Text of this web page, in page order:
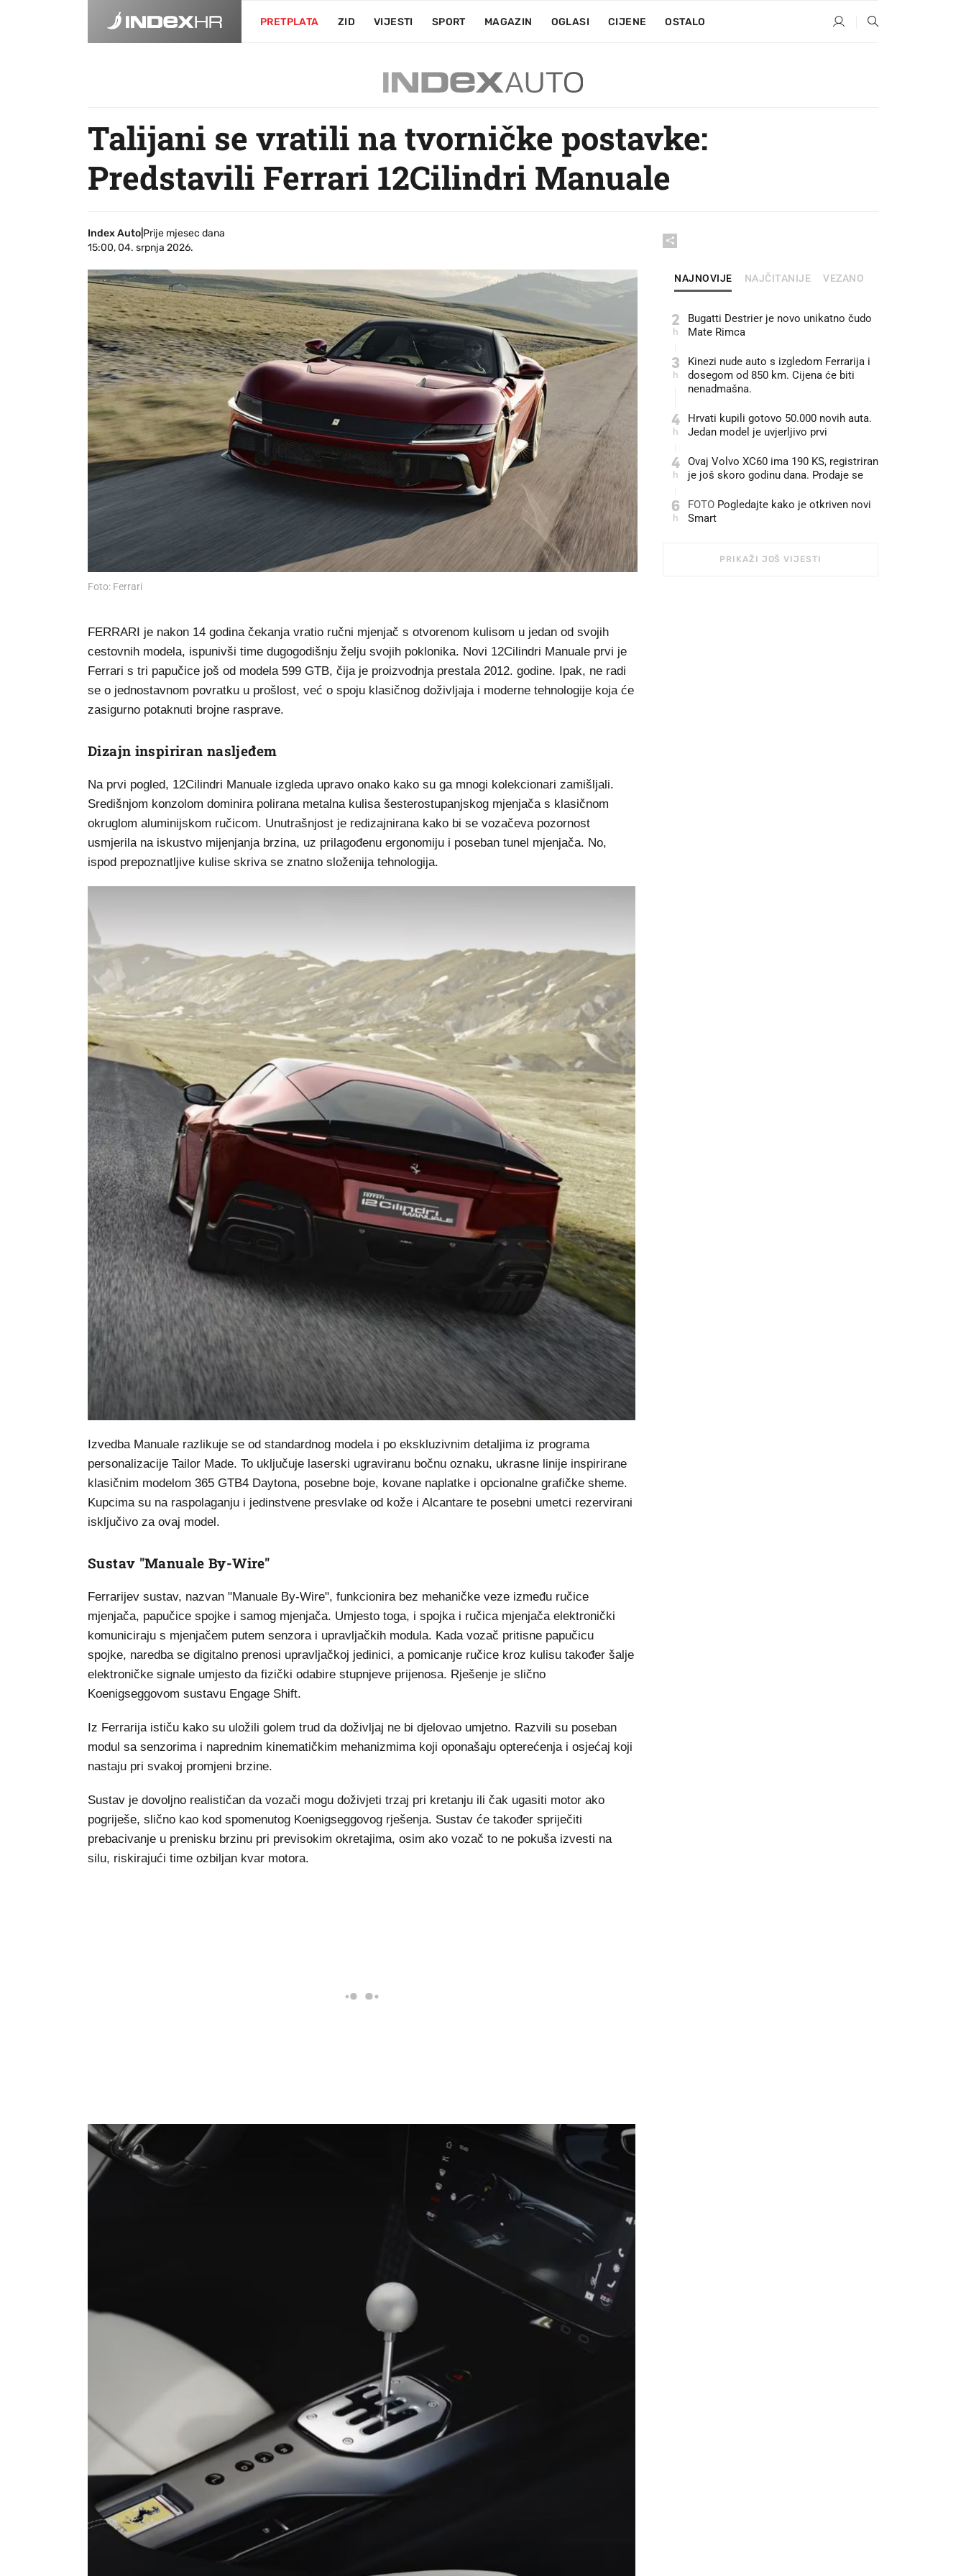
PRETPLATA ZID VIJESTI SPORT MAGAZIN OGLASI CIJENE OSTALO
Talijani se vratili na tvorničke postavke:
Predstavili Ferrari 12Cilindri Manuale
Index Auto
Prije mjesec dana
15:00, 04. srpnja 2026.
Foto: Ferrari
FERRARI je nakon 14 godina čekanja vratio ručni mjenjač s otvorenom kulisom u jedan od svojih
cestovnih modela, ispunivši time dugogodišnju želju svojih poklonika. Novi 12Cilindri Manuale prvi je
Ferrari s tri papučice još od modela 599 GTB, čija je proizvodnja prestala 2012. godine. Ipak, ne radi
se o jednostavnom povratku u prošlost, već o spoju klasičnog doživljaja i moderne tehnologije koja će
zasigurno potaknuti brojne rasprave.
Dizajn inspiriran nasljeđem
Na prvi pogled, 12Cilindri Manuale izgleda upravo onako kako su ga mnogi kolekcionari zamišljali.
Središnjom konzolom dominira polirana metalna kulisa šesterostupanjskog mjenjača s klasičnom
okruglom aluminijskom ručicom. Unutrašnjost je redizajnirana kako bi se vozačeva pozornost
usmjerila na iskustvo mijenjanja brzina, uz prilagođenu ergonomiju i poseban tunel mjenjača. No,
ispod prepoznatljive kulise skriva se znatno složenija tehnologija.
Izvedba Manuale razlikuje se od standardnog modela i po ekskluzivnim detaljima iz programa
personalizacije Tailor Made. To uključuje laserski ugraviranu bočnu oznaku, ukrasne linije inspirirane
klasičnim modelom 365 GTB4 Daytona, posebne boje, kovane naplatke i opcionalne grafičke sheme.
Kupcima su na raspolaganju i jedinstvene presvlake od kože i Alcantare te posebni umetci rezervirani
isključivo za ovaj model.
Sustav "Manuale By-Wire"
Ferrarijev sustav, nazvan "Manuale By-Wire", funkcionira bez mehaničke veze između ručice
mjenjača, papučice spojke i samog mjenjača. Umjesto toga, i spojka i ručica mjenjača elektronički
komuniciraju s mjenjačem putem senzora i upravljačkih modula. Kada vozač pritisne papučicu
spojke, naredba se digitalno prenosi upravljačkoj jedinici, a pomicanje ručice kroz kulisu također šalje
elektroničke signale umjesto da fizički odabire stupnjeve prijenosa. Rješenje je slično
Koenigseggovom sustavu Engage Shift.
Iz Ferrarija ističu kako su uložili golem trud da doživljaj ne bi djelovao umjetno. Razvili su poseban
modul sa senzorima i naprednim kinematičkim mehanizmima koji oponašaju opterećenja i osjećaj koji
nastaju pri svakoj promjeni brzine.
Sustav je dovoljno realističan da vozači mogu doživjeti trzaj pri kretanju ili čak ugasiti motor ako
pogriješe, slično kao kod spomenutog Koenigseggovog rješenja. Sustav će također spriječiti
prebacivanje u prenisku brzinu pri previsokim okretajima, osim ako vozač to ne pokuša izvesti na
silu, riskirajući time ozbiljan kvar motora.
NAJNOVIJE NAJČITANIJE VEZANO
2
h
Bugatti Destrier je novo unikatno čudo
Mate Rimca
3
h
Kinezi nude auto s izgledom Ferrarija i
dosegom od 850 km. Cijena će biti
nenadmašna.
4
h
Hrvati kupili gotovo 50.000 novih auta.
Jedan model je uvjerljivo prvi
4
h
Ovaj Volvo XC60 ima 190 KS, registriran
je još skoro godinu dana. Prodaje se
6
h
FOTO Pogledajte kako je otkriven novi
Smart
PRIKAŽI JOŠ VIJESTI